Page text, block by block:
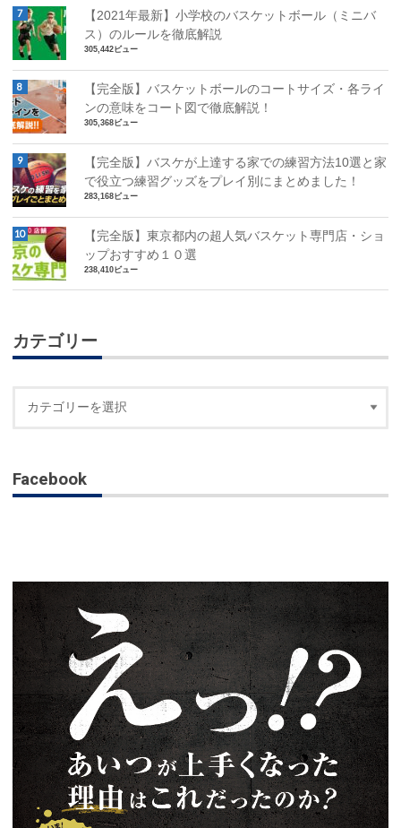
【2021年最新】小学校のバスケットボール（ミニバ
ス）のルールを徹底解説
305,442ビュー
【完全版】バスケットボールのコートサイズ・各ライ
ンの意味をコート図で徹底解説！
305,368ビュー
【完全版】バスケが上達する家での練習方法10選と家
で役立つ練習グッズをプレイ別にまとめました！
283,168ビュー
【完全版】東京都内の超人気バスケット専門店・ショ
ップおすすめ１０選
238,410ビュー
カテゴリー
Facebook